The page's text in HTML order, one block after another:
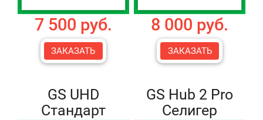
7 500 руб.
ЗАКАЗАТЬ
8 000 руб.
ЗАКАЗАТЬ
GS UHD
Стандарт
GS Hub 2 Pro
Селигер